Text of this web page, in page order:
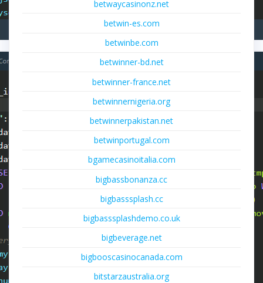
betwaycasinonz.net
betwin-es.com
betwinbe.com
betwinner-bd.net
betwinner-france.net
betwinnernigeria.org
betwinnerpakistan.net
betwinportugal.com
bgamecasinoitalia.com
bigbassbonanza.cc
bigbasssplash.cc
bigbasssplashdemo.co.uk
bigbeverage.net
bigbooscasinocanada.com
bitstarzaustralia.org